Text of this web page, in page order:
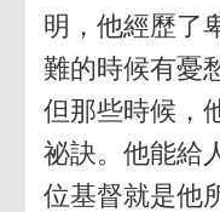
明，他經歷了
難的時候有憂
但那些時候，
祕訣。他能給
位基督就是他